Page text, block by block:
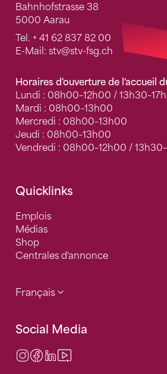
Bahnhofstrasse 38
5000 Aarau
Tel. + 41 62 837 82 00
E-Mail: stv@stv-fsg.ch
Horaires d'ouverture de l'accueil
Lundi : 08h00–12h00 /
Mardi : 08h00–13h00
Mercredi : 08h00–13h00
Jeudi : 08h00–13h00
Vendredi : 08h00–12h00 /
Quicklinks
Emplois
Médias
Shop
Centrales d'annonce
Français
Social Media
Instagram
Facebook
LinkedIn